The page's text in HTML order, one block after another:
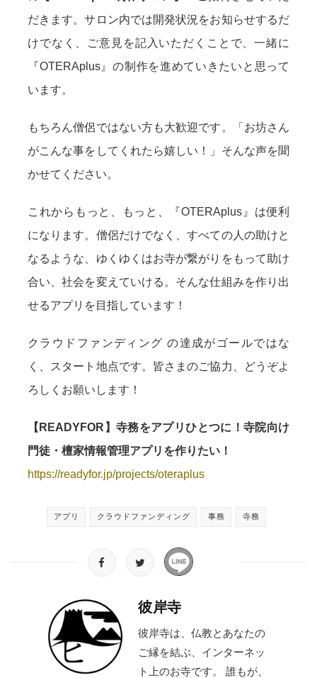
だきます。サロン内では開発状況をお知らせするだ
けでなく、ご意見を記入いただくことで、一緒に
『OTERAplus』の制作を進めていきたいと思って
います。
もちろん僧侶ではない方も大歓迎です。「お坊さん
がこんな事をしてくれたら嬉しい！」そんな声を聞
かせてください。
これからもっと、もっと、『OTERAplus』は便利
になります。僧侶だけでなく、すべての人の助けと
なるような、ゆくゆくはお寺が繋がりをもって助け
合い、社会を変えていける。そんな仕組みを作り出
せるアプリを目指しています！
クラウドファンディング の達成がゴールではな
く、スタート地点です。皆さまのご協力、どうぞよ
ろしくお願いします！
【READYFOR】寺務をアプリひとつに！寺院向け
門徒・檀家情報管理アプリを作りたい！
https://readyfor.jp/projects/oteraplus
アプリ クラウドファンディング 事務 寺務
彼岸寺
彼岸寺は、仏教とあなたの
ご縁を結ぶ、インターネッ
ト上のお寺です。 誰もが、